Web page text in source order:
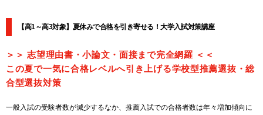
【高1～高3対象】夏休みで合格を引き寄せる！大学入試対策講座
＞＞ 志望理由書・小論文・面接まで完全網羅 ＜＜
この夏で一気に合格レベルへ引き上げる学校型推薦選抜・総
合型選抜対策
一般入試の受験者数が減少するなか、推薦入試での合格者数は年々増加傾向に